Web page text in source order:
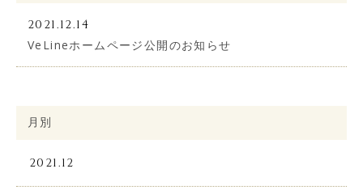
2021.12.14
VeLineホームページ公開のお知らせ
月別
2021.12
大阪梅田院